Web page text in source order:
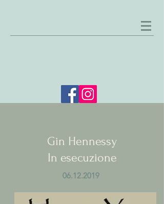
Gin Hennessy
In esecuzione
06.12.2019